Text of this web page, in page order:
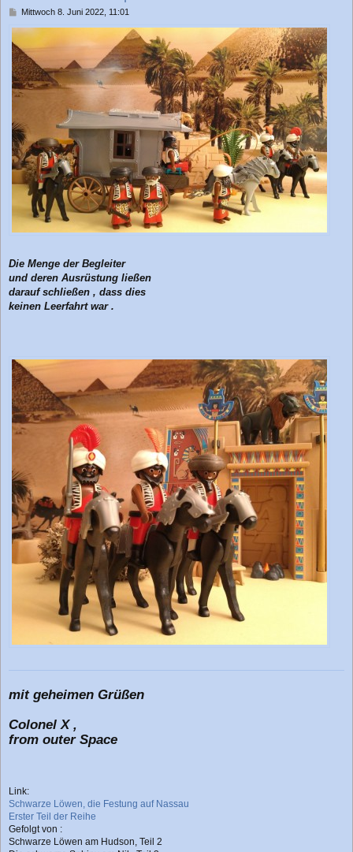
B
i
t
r
a
g
Mittwoch 8. Juni 2022, 11:01
Die Menge der Begleiter
und deren Ausrüstung ließen
darauf schließen , dass dies
keinen Leerfahrt war .
mit geheimen Grüßen
Colonel X ,
from outer Space
Link:
Schwarze Löwen, die Festung auf Nassau
Erster Teil der Reihe
Gefolgt von :
Schwarze Löwen am Hudson, Teil 2